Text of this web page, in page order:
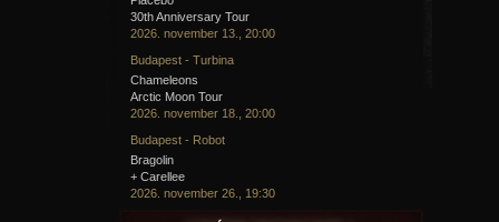
30th Anniversary Tour
2026. november 13., 20:00
Budapest - Turbina
Chameleons
Arctic Moon Tour
2026. november 18., 20:00
Budapest - Robot
Bragolin
+ Carellee
2026. november 26., 19:30